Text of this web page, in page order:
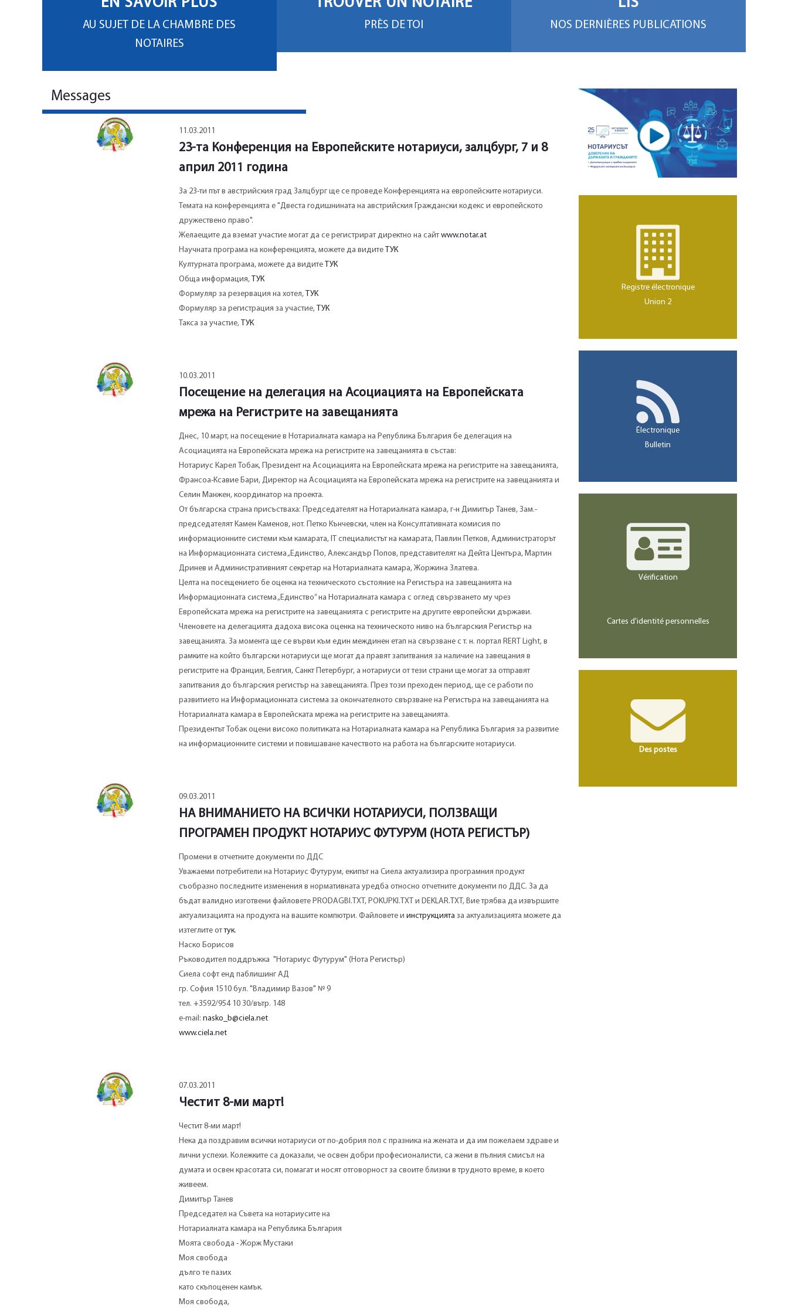
EN SAVOIR PLUS
AU SUJET DE LA CHAMBRE DES
NOTAIRES
TROUVER UN NOTAIRE
PRÈS DE TOI
LIS
NOS DERNIÈRES PUBLICATIONS
Messages
11.03.2011
23-та Конференция на Европейските нотариуси, залцбург, 7 и 8
април 2011 година
За 23-ти път в австрийския град Залцбург ще се проведе Конференцията на европейските нотариуси.
Темата на конференцията е "Двеста годишнината на австрийския Граждански кодекс и европейското
дружествено право".
Желаещите да вземат участие могат да се регистрират директно на сайт www.notar.at
Научната програма на конференцията, можете да видите ТУК
Културната програма, можете да видите ТУК
Обща информация, ТУК
Формуляр за резервация на хотел, ТУК
Формуляр за регистрация за участие, ТУК
Такса за участие, ТУК
10.03.2011
Посещение на делегация на Асоциацията на Европейската
мрежа на Регистрите на завещанията
Днес, 10 март, на посещение в Нотариалната камара на Република България бе делегация на
Асоциацията на Европейската мрежа на регистрите на завещанията в състав:
Нотариус Карел Тобак, Президент на Асоциацията на Европейската мрежа на регистрите на завещанията,
Франсоа-Ксавие Бари, Директор на Асоциацията на Европейската мрежа на регистрите на завещанията и
Селин Манжен, координатор на проекта.
От българска страна присъстваха: Председателят на Нотариалната камара, г-н Димитър Танев, Зам.-
председателят Камен Каменов, нот. Петко Кънчевски, член на Консултативната комисия по
информационните системи към камарата, ІТ специалистът на камарата, Павлин Петков, Администраторът
на Информационната система „Единство, Александър Попов, представителят на Дейта Центъра, Мартин
Дринев и Административният секретар на Нотариалната камара, Жоржина Златева.
Целта на посещението бе оценка на техническото състояние на Регистъра на завещанията на
Информационната система „Единство” на Нотариалната камара с оглед свързването му чрез
Европейската мрежа на регистрите на завещанията с регистрите на другите европейски държави.
Членовете на делегацията дадоха висока оценка на техническото ниво на българския Регистър на
завещанията. За момента ще се върви към един междинен етап на свързване с т. н. портал RERT Light, в
рамките на който български нотариуси ще могат да правят запитвания за наличие на завещания в
регистрите на Франция, Белгия, Санкт Петербург, а нотариуси от тези страни ще могат за отправят
запитвания до българския регистър на завещанията. През този преходен период, ще се работи по
развитието на Информационната система за окончателното свързване на Регистъра на завещанията на
Нотариалната камара в Европейската мрежа на регистрите на завещанията.
Президентът Тобак оцени високо политиката на Нотариалната камара на Република България за развитие
на информационните системи и повишаване качеството на работа на българските нотариуси.
09.03.2011
НА ВНИМАНИЕТО НА ВСИЧКИ НОТАРИУСИ, ПОЛЗВАЩИ
ПРОГРАМЕН ПРОДУКТ НОТАРИУС ФУТУРУМ (НОТА РЕГИСТЪР)
Промени в отчетните документи по ДДС
Уважаеми потребители на Нотариус Футурум, екипът на Сиела актуализира програмния продукт
съобразно последните изменения в нормативната уредба относно отчетните документи по ДДС. За да
бъдат валидно изготвени файловете PRODAGBI.TXT, POKUPKI.TXT и DEKLAR.TXT, Вие трябва да извършите
актуализацията на продукта на вашите компютри. Файловете и инструкцията за актуализацията можете да
изтеглите оттук.
Наско Борисов
Ръководител поддръжка "Нотариус Футурум" (Нота Регистър)
Сиела софт енд паблишинг АД
гр. София 1510 бул. "Владимир Вазов" № 9
тел. +3592/954 10 30/вътр. 148
e-mail: nasko_b@ciela.net
www.ciela.net
07.03.2011
Честит 8-ми март!
Честит 8-ми март!
Нека да поздравим всички нотариуси от по-добрия пол с празника на жената и да им пожелаем здраве и
лични успехи. Колежките са доказали, че освен добри професионалисти, са жени в пълния смисъл на
думата и освен красотата си, помагат и носят отговорност за своите близки в трудното време, в което
живеем.
Димитър Танев
Председател на Съвета на нотариусите на
Нотариалната камара на Република България
Моята свобода - Жорж Мустаки
Моя свобода
дълго те пазих
като скъпоценен камък.
Моя свобода,
Registre électronique
Union 2
Électronique
Bulletin
Vérification
Cartes d'identité personnelles
Des postes